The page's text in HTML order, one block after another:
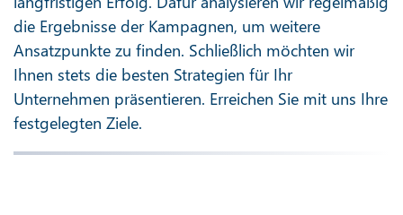
die Ergebnisse der Kampagnen, um weitere
Ansatzpunkte zu finden. Schließlich möchten wir
Ihnen stets die besten Strategien für Ihr
Unternehmen präsentieren. Erreichen Sie mit uns Ihre
festgelegten Ziele.